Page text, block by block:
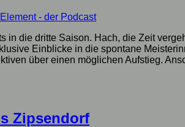
- der Podcast
in die dritte Saison. Hach, die Zeit
Einblicke in die spontane
über einen möglichen Aufstieg.
Zipsendorf